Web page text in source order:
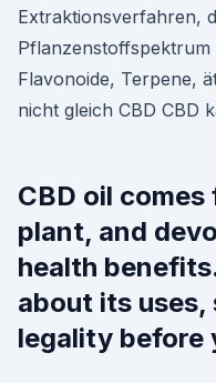
Extraktionsverfahren,
Flavonoide, Terpene,
nicht gleich CBD CBD
CBD oil
plant, and
health
about its
legality before